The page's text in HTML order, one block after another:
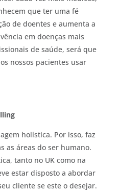
que ter uma fé
de doentes e aumenta a
em doenças mais
de saúde, será que
nossos pacientes usar
holística. Por isso, faz
as áreas do ser humano.
tanto no UK como na
estar disposto a abordar
cliente se este o desejar.